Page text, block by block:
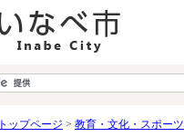
トップページ > 教育・文化・スポーツ